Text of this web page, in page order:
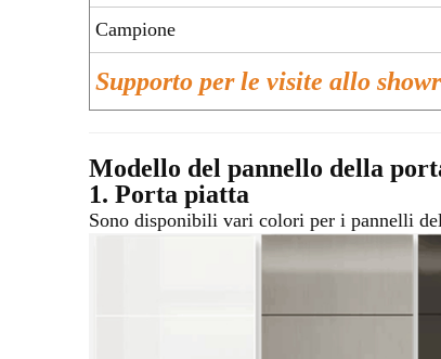
Campione
Supporto per le visite allo
Modello del pannello della
1. Porta piatta
Sono disponibili vari colori per i pannelli